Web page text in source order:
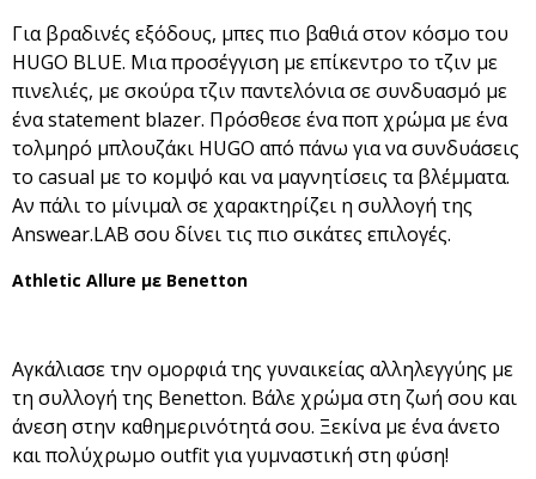
Για βραδινές εξόδους, μπες πιο βαθιά στον κόσμο του
HUGO BLUE. Μια προσέγγιση με επίκεντρο το τζιν με
πινελιές, με σκούρα τζιν παντελόνια σε συνδυασμό με
ένα statement blazer. Πρόσθεσε ένα ποπ χρώμα με ένα
τολμηρό μπλουζάκι HUGO από πάνω για να συνδυάσεις
το casual με το κομψό και να μαγνητίσεις τα βλέμματα.
Αν πάλι το μίνιμαλ σε χαρακτηρίζει η συλλογή της
Answear.LAB σου δίνει τις πιο σικάτες επιλογές.
Athletic Allure με Benetton
Αγκάλιασε την ομορφιά της γυναικείας αλληλεγγύης με
τη συλλογή της Benetton. Βάλε χρώμα στη ζωή σου και
άνεση στην καθημερινότητά σου. Ξεκίνα με ένα άνετο
και πολύχρωμο outfit για γυμναστική στη φύση!